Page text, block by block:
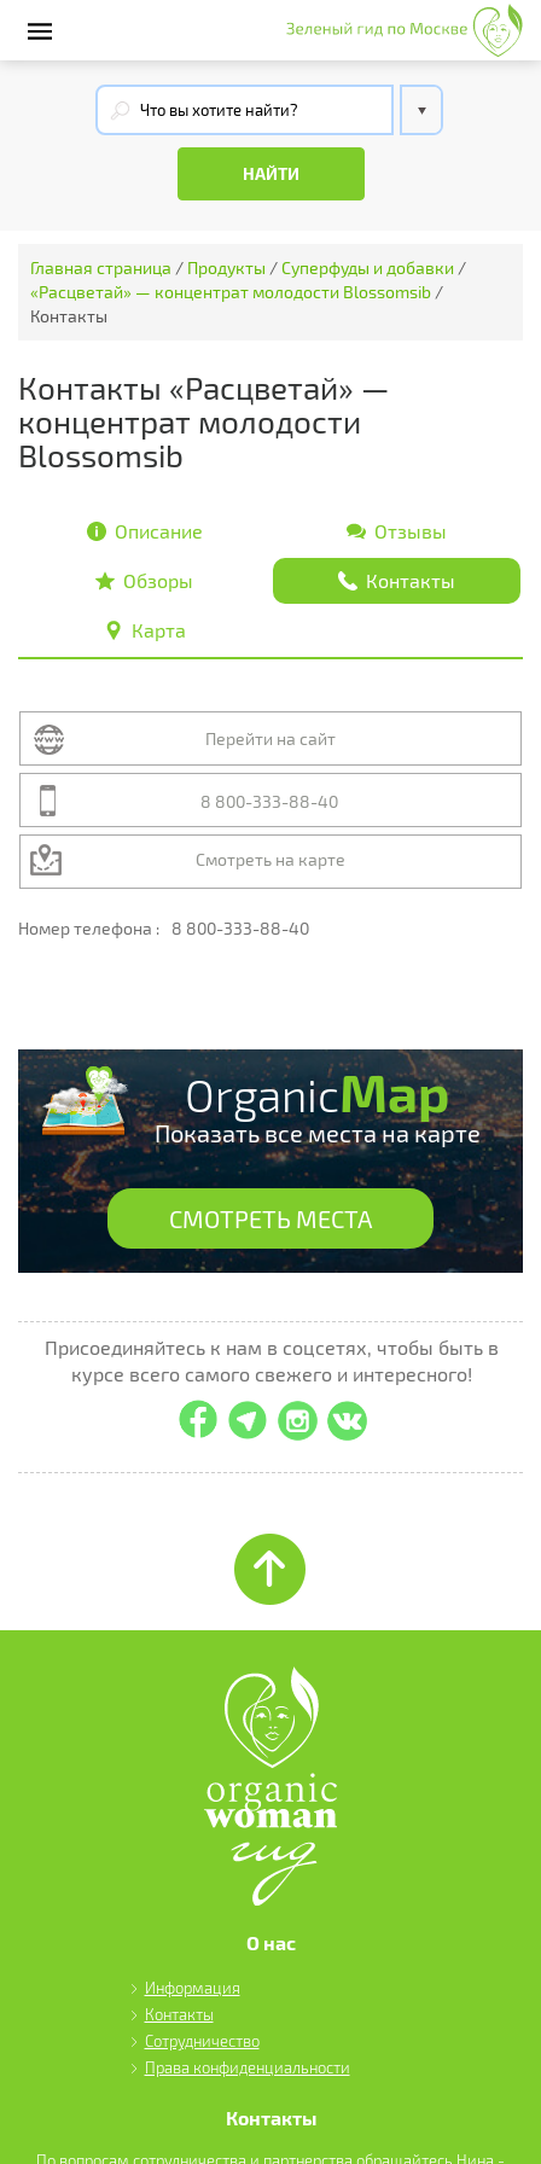
Главная страница / Продукты /Суперфуды и добавки /
«Расцветай» — концентрат молодости Blossomsib /
Контакты
Контакты «Расцветай» —
концентрат молодости
Blossomsib
Описание Отзывы
Обзоры Контакты
Карта
Перейти на сайт
8 800-333-88-40
Смотреть на карте
Номер телефона : 8 800-333-88-40
OrganicMap
Показать все места на карте
СМОТРЕТЬ МЕСТА
Присоединяйтесь к нам в соцсетях, чтобы быть в
курсе всего самого свежего и интересного!
О нас
Информация
Контакты
Сотрудничество
Права конфиденциальности
Контакты
По вопросам сотрудничества и партнерства обращайтесь Нина -